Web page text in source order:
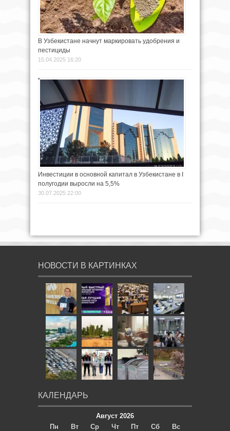
В Узбекистане начнут маркировать удобрения и
пестициды
15.04.2025 16:20
Инвестиции в основной капитал в Узбекистане в I
полугодии выросли на 5,5%
30.07.2025 22:00
НОВОСТИ В КАРТИНКАХ
КАЛЕНДАРЬ
Август 2026
Пн
Вт Ср Чт Пт Сб
Вс